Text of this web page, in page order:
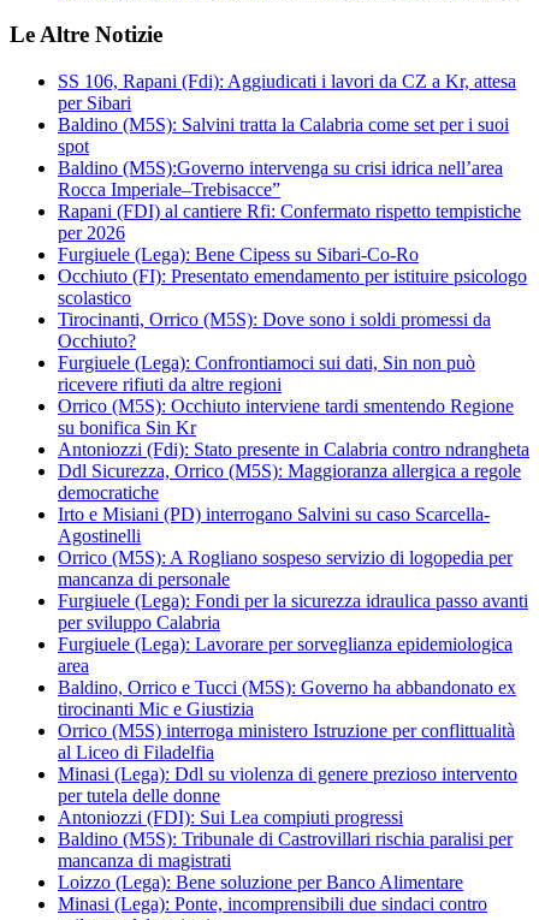
Le Altre Notizie
SS 106, Rapani (Fdi): Aggiudicati i lavori da CZ a Kr, attesa
per Sibari
Baldino (M5S): Salvini tratta la Calabria come set per i suoi
spot
Baldino (M5S):Governo intervenga su crisi idrica nell’area
Rocca Imperiale–Trebisacce”
Rapani (FDI) al cantiere Rfi: Confermato rispetto tempistiche
per 2026
Furgiuele (Lega): Bene Cipess su Sibari-Co-Ro
Occhiuto (FI): Presentato emendamento per istituire psicologo
scolastico
Tirocinanti, Orrico (M5S): Dove sono i soldi promessi da
Occhiuto?
Furgiuele (Lega): Confrontiamoci sui dati, Sin non può
ricevere rifiuti da altre regioni
Orrico (M5S): Occhiuto interviene tardi smentendo Regione
su bonifica Sin Kr
Antoniozzi (Fdi): Stato presente in Calabria contro ndrangheta
Ddl Sicurezza, Orrico (M5S): Maggioranza allergica a regole
democratiche
Irto e Misiani (PD) interrogano Salvini su caso Scarcella-
Agostinelli
Orrico (M5S): A Rogliano sospeso servizio di logopedia per
mancanza di personale
Furgiuele (Lega): Fondi per la sicurezza idraulica passo avanti
per sviluppo Calabria
Furgiuele (Lega): Lavorare per sorveglianza epidemiologica
area
Baldino, Orrico e Tucci (M5S): Governo ha abbandonato ex
tirocinanti Mic e Giustizia
Orrico (M5S) interroga ministero Istruzione per conflittualità
al Liceo di Filadelfia
Minasi (Lega): Ddl su violenza di genere prezioso intervento
per tutela delle donne
Antoniozzi (FDI): Sui Lea compiuti progressi
Baldino (M5S): Tribunale di Castrovillari rischia paralisi per
mancanza di magistrati
Loizzo (Lega): Bene soluzione per Banco Alimentare
Minasi (Lega): Ponte, incomprensibili due sindaci contro